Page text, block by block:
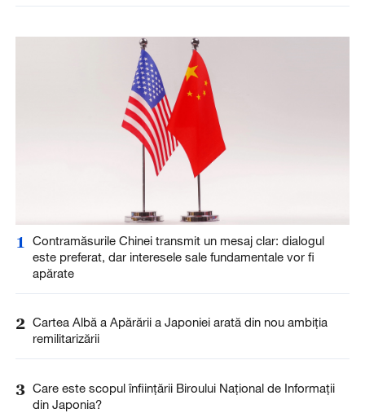
1
Contramăsurile Chinei transmit un mesaj clar: dialogul
este preferat, dar interesele sale fundamentale vor fi
apărate
2 Cartea Albă a Apărării a Japoniei arată din nou ambiția
remilitarizării
3 Care este scopul înființării Biroului Național de Informații
din Japonia?